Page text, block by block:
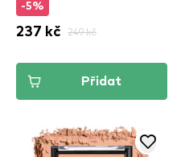
-5%
237 kč 249 kč
Přidat